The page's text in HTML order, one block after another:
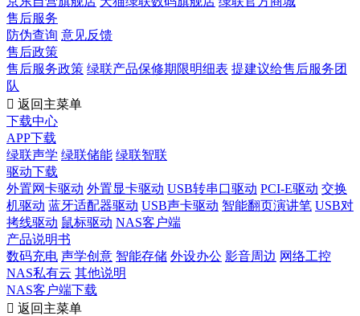
售后服务
防伪查询 意见反馈
售后政策
售后服务政策 绿联产品保修期限明细表 提建议给售后服务团
队
 返回主菜单
下载中心
APP下载
绿联声学 绿联储能 绿联智联
驱动下载
外置网卡驱动 外置显卡驱动 USB转串口驱动 PCI-E驱动 交换
机驱动 蓝牙适配器驱动 USB声卡驱动 智能翻页演讲笔 USB对
拷线驱动 鼠标驱动 NAS客户端
产品说明书
数码充电 声学创意 智能存储 外设办公 影音周边 网络工控
NAS私有云 其他说明
NAS客户端下载
 返回主菜单